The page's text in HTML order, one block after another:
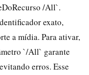
/All`.
exato,
a mídia. Para ativar,
`/All` garante
erros. Esse